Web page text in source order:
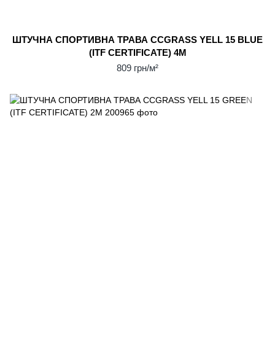
ШТУЧНА СПОРТИВНА ТРАВА CCGRASS YELL 15 BLUE
(ITF CERTIFICATE) 4М
809 грн/м²